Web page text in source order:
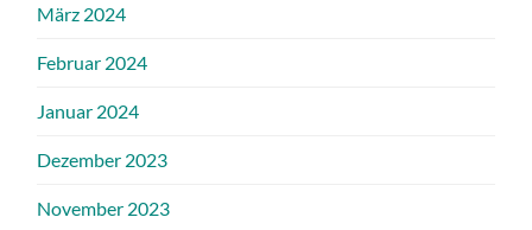
März 2024
Februar 2024
Januar 2024
Dezember 2023
November 2023